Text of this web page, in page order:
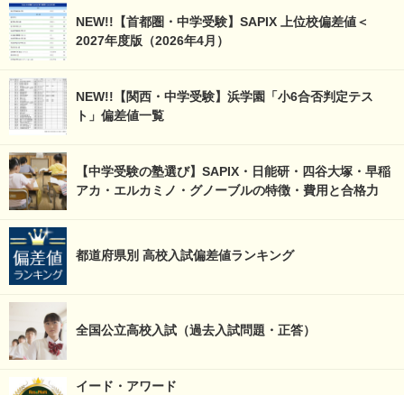
NEW!!【首都圏・中学受験】SAPIX 上位校偏差値＜
2027年度版（2026年4月）
NEW!!【関西・中学受験】浜学園「小6合否判定テス
ト」偏差値一覧
【中学受験の塾選び】SAPIX・日能研・四谷大塚・早稲
アカ・エルカミノ・グノーブルの特徴・費用と合格力
都道府県別 高校入試偏差値ランキング
全国公立高校入試（過去入試問題・正答）
イード・アワード